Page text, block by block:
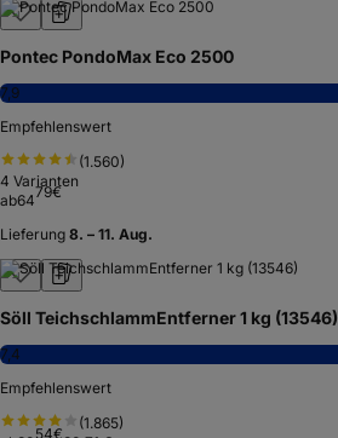
Pontec PondoMax Eco 2500
7,9
Empfehlenswert
(1.560)
4 Varianten
ab6479€
Lieferung 8. – 11. Aug.
Söll TeichschlammEntferner 1 kg (13546)
7,4
Empfehlenswert
(1.865)
54€